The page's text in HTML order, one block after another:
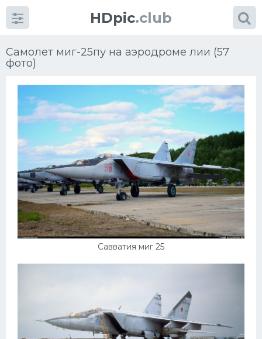
HDpic.club
Самолет миг-25пу на аэродроме лии (57
фото)
Савватия миг 25
Категории
Разное
Автомобили
Красивые фото машин
УРАЛ
Ниссан
Гараж